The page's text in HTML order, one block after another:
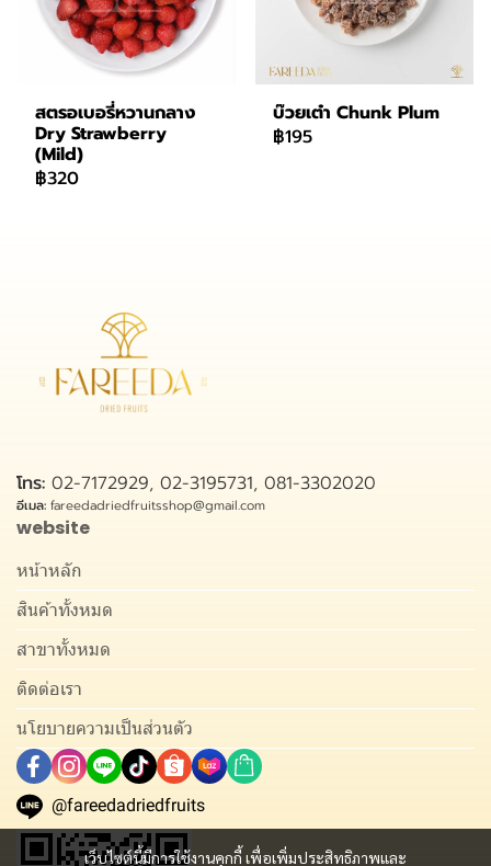
สตรอเบอรี่หวานกลาง
Dry Strawberry
(Mild)
฿320
บ๊วยเต๋า Chunk Plum
฿195
เว็บไซต์นี้มีการใช้งานคุกกี้ เพื่อเพิ่มประสิทธิภาพและ
โทร: 02-7172929, 02-3195731, 081-3302020
อีเมล: fareedadriedfruitsshop@gmail.com
website
หน้าหลัก
สินค้าทั้งหมด
สาขาทั้งหมด
ติดต่อเรา
นโยบายความเป็นส่วนตัว
@fareedadriedfruits